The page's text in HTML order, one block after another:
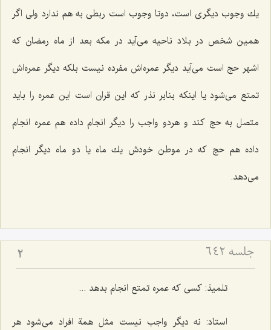
یك وجوب دیگری است، دوتا وجوب است ربطی به هم ندارد ولی اگر
همین شخص در بلاد ناحیه می‌آید در مكه بعد از ماه رمضان كه
اشهر حج است می‌آید دیگر عمره‌اش مفرده نیست بلكه دیگر عمره‌اش
تمتع می‌شود یا اینكه بنابر نذر كه این قران است این عمره را باید
متصل به حج كند و هردو واجب را دیگر انجام داده هم عمره انجام
داده هم حج كه در موطن خودش یك ماه یا دو ماه دیگر انجام
می‌دهد.
جلسه ۶۴۲ 2
تلمیذ: كسی كه عمره تمتع انجام بدهد ...
استاد: نه دیگر واجب نیست مثل همة افراد می‌شود هر